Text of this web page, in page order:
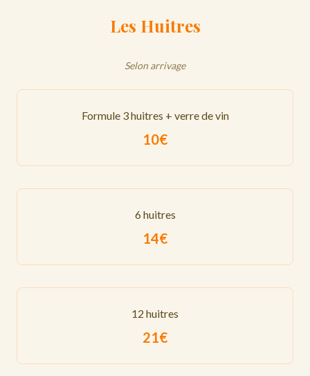
Les Huitres
Selon arrivage
Formule 3 huitres + verre de vin
10€
6 huitres
14€
12 huitres
21€